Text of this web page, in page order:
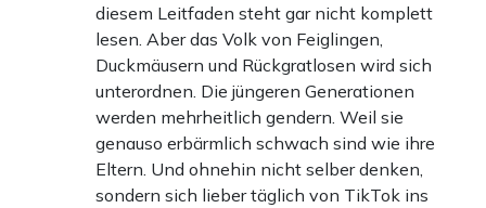
diesem Leitfaden steht gar nicht komplett
lesen. Aber das Volk von Feiglingen,
Duckmäusern und Rückgratlosen wird sich
unterordnen. Die jüngeren Generationen
werden mehrheitlich gendern. Weil sie
genauso erbärmlich schwach sind wie ihre
Eltern. Und ohnehin nicht selber denken,
sondern sich lieber täglich von TikTok ins